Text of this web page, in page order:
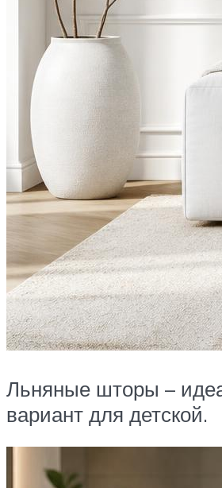
Льняные шторы –
вариант для детской.